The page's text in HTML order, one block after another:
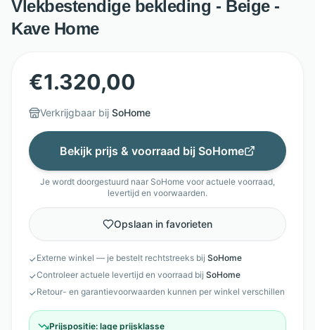
Vlekbestendige bekleding - Beige -
Kave Home
€1.320,00
Verkrijgbaar bij SoHome
Bekijk prijs & voorraad bij SoHome
Je wordt doorgestuurd naar SoHome voor actuele voorraad,
levertijd en voorwaarden.
Opslaan in favorieten
✓Externe winkel — je bestelt rechtstreeks bij SoHome
✓Controleer actuele levertijd en voorraad bij SoHome
✓Retour- en garantievoorwaarden kunnen per winkel verschillen
Prijspositie: lage prijsklasse